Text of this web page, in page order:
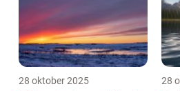
28 oktober 2025 28